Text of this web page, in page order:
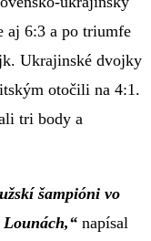
aj 6:3 a po triumfe
Ukrajinské dvojky
otočili na 4:1.
tri body a
šampióni vo
Lounách,“ napísal